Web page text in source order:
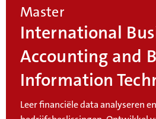
Master
International
Accounting and
Information
Leer financiële data analyseren